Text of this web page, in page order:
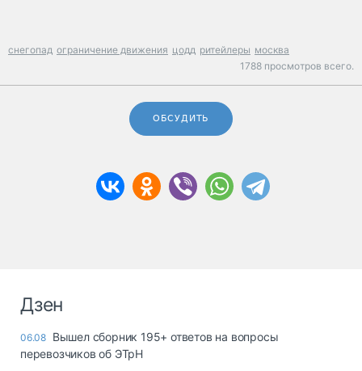
снегопад ограничение движения цодд ритейлеры москва
1788 просмотров всего.
ОБСУДИТЬ
Дзен
06.08 Вышел сборник 195+ ответов на вопросы
перевозчиков об ЭТрН